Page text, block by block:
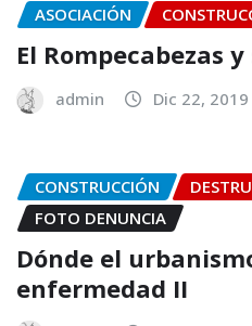
ASOCIACIÓN
El Rompecabezas
admin Dic 22, 2019
CONSTRUCCIÓN
FOTO DENUNCIA
Dónde el
enfermedad II